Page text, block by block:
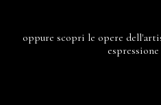
oppure scopri le opere